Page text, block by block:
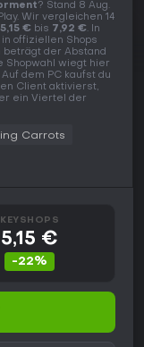
? Stand 8 Aug.
Wir vergleichen 14
5,15 € bis 7,92 €. In
offiziellen Shops
beträgt der Abstand
Shopwahl wiegt hier
dem PC kaufst du
Client aktivierst,
ein Viertel der
Carrots
KEYSHOPS
5,15 €
-22%